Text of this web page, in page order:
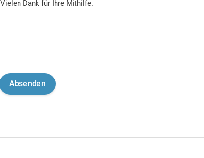
Vielen Dank für Ihre Mithilfe.